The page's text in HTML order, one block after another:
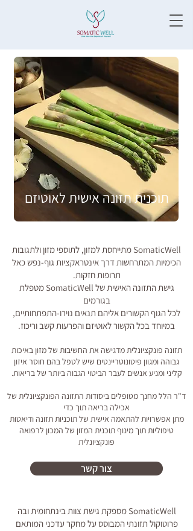
תוכנית תזונה אישית לאוטיזם
SomaticWell מתייחסת למזון, לתוספי מזון ולתגובות
הכימיות המתרחשות דרך אינטראקציות גוף-נפש כאל
תרופות חזקות.
​​גישת התזונה האישית של SomaticWell מטפלת
בגורמים
לכל הגוף הקשורים אליהם תנאים נוירו-התפתחותיים,
במיוחד בכל הקשור לאוטיזם והפרעות קשב וריכוז.​
תזונה פונקציונלית מדגישה את החשיבות של מזון באיכות
גבוהה ומגוון פיטונוטריינטים שיש לטפל בהם חוסר איזון
קליני ומניע אנשים לעבר הביטוי הגבוה ביותר של בריאות.
ד"ר הלל מחנך מטופלים ביסודות התזונה הפונקציונלית של
אכילה בריאה תוך כדי
מתן אפשרויות להתאמה אישית של תוכניות תזונה ודיאטות
טיפוליות תוך מינוף תוכנית המזון של המכון לרפואה
פונקציונלית
צור קשר
SomaticWell מספקת גישת צוות בינתחומית
ובה
פרוטוקול תזונתי המבוסס על מחקר עדכניהמותאם